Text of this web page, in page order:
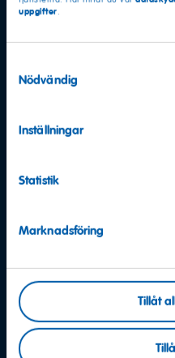
uppgifter.
Nödvändig
Inställningar
Statistik
Marknadsföring
Tillåt
Fler frågor?
Vi hjälper gärna till